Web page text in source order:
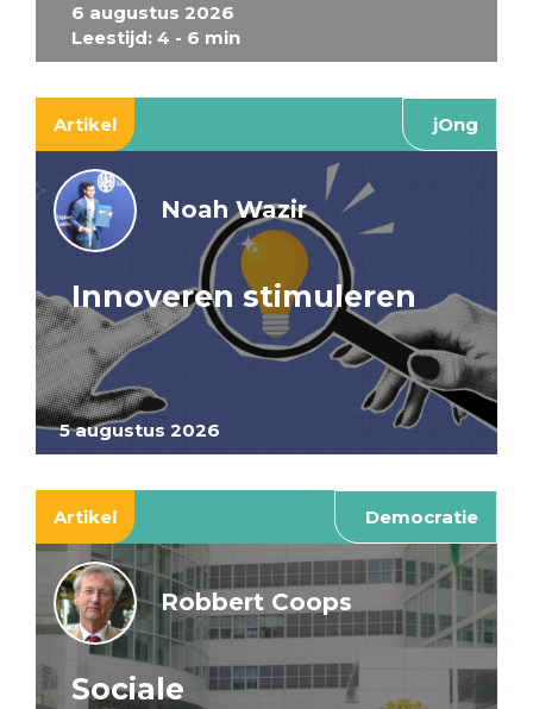
6 augustus 2026
Leestijd: 4 - 6 min
Artikel jOng
5 augustus 2026
Noah Wazir
Innoveren stimuleren
Artikel Democratie
Robbert Coops
Sociale